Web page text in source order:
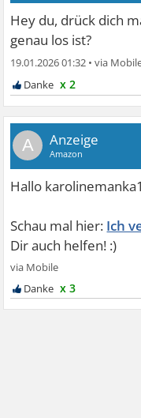
Hey du, drück dich
genau los ist?
19.01.2026 01:32 •
x 2
A
Ich
x 3